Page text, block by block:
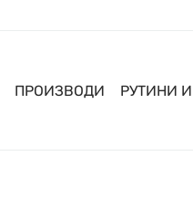
ПРОИЗВОДИ РУТИНИ